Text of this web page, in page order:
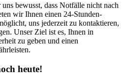
bewusst, dass Notfälle nicht nach
wir Ihnen einen 24-Stunden-
uns jederzeit zu kontaktieren,
Unser Ziel ist es, Ihnen in
zu geben und einen
heute!